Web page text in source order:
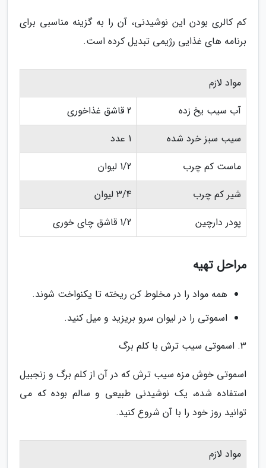
کم کالری بودن این نوشیدنی، آن را به گزینه مناسبی برای
برنامه های غذایی رژیمی تبدیل کرده است.
مواد لازم
آب سیب یخ زده
2 قاشق غذاخوری
سیب سبز خرد شده
1 عدد
ماست کم چرب
1/2 لیوان
شیر کم چرب
3/4 لیوان
پودر دارچین
1/2 قاشق چای خوری
مراحل تهیه
همه مواد را در مخلوط کن ریخته تا یکنواخت شوند.
اسموتی را در لیوان سرو بریزید و میل کنید.
3. اسموتی سیب ترش با کلم برگ
اسموتی خوش مزه سیب ترش که در آن از کلم برگ و زنجبیل
استفاده شده، یک نوشیدنی طبیعی و سالم بوده که می
توانید روز خود را با آن شروع کنید.
مواد لازم